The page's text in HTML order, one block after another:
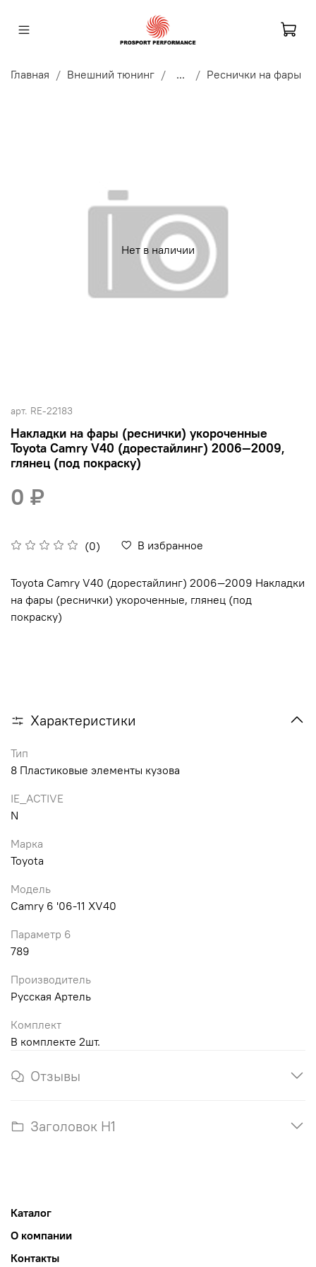
Главная Внешний тюнинг ... Реснички на фары
Нет в наличии
арт. RE-22183
Накладки на фары (реснички) укороченные
Toyota Camry V40 (дорестайлинг) 2006—2009,
глянец (под покраску)
(0) В избранное
0 ₽
Toyota Camry V40 (дорестайлинг) 2006—2009 Накладки
на фары (реснички) укороченные, глянец (под
покраску)
Характеристики
Тип
8 Пластиковые элементы кузова
IE_ACTIVE
N
Марка
Toyota
Модель
Camry 6 '06-11 XV40
Параметр 6
789
Производитель
Русская Артель
Комплект
В комплекте 2шт.
Отзывы
Заголовок H1
Каталог
О компании
Контакты